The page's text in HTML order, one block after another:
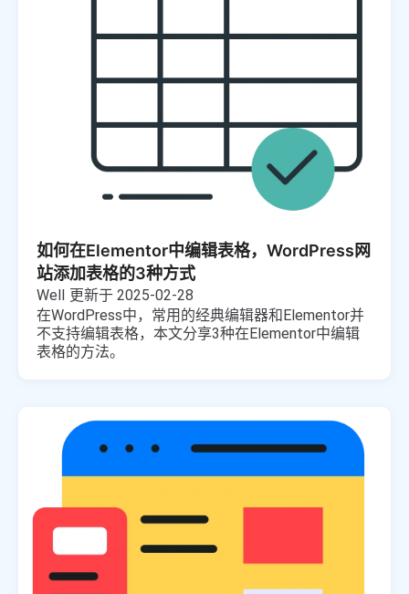
如何在Elementor中编辑表格，WordPress网
站添加表格的3种方式
Well 更新于 2025-02-28
在WordPress中，常用的经典编辑器和Elementor并
不支持编辑表格，本文分享3种在Elementor中编辑
表格的方法。